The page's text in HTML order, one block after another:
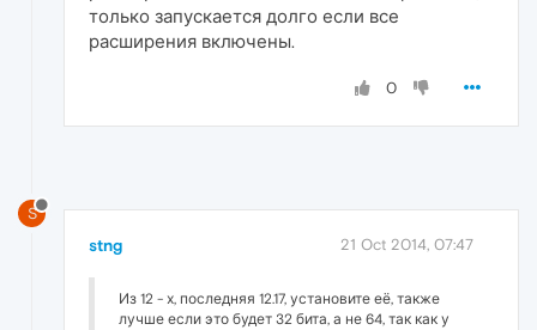
только запускается долго если все
расширения включены.
0
S
stng 21 Oct 2014, 07:47
Из 12 - х, последняя 12.17, установите её, также
лучше если это будет 32 бита, а не 64, так как у